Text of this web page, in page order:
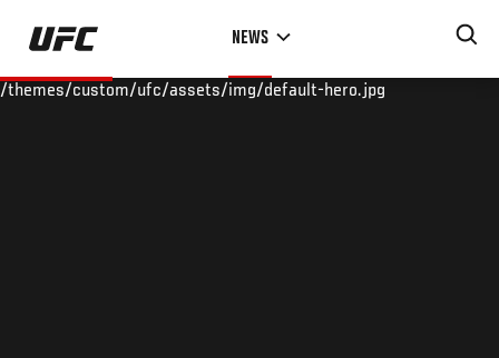
Skip
main
NEWS
/themes/custom/ufc/assets/img/default-hero.jpg